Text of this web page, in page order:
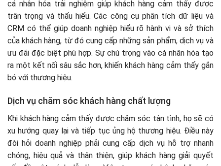
cá nhân hóa trải nghiệm giúp khách hàng cảm thấy được
trân trọng và thấu hiểu. Các công cụ phân tích dữ liệu và
CRM có thể giúp doanh nghiệp hiểu rõ hành vi và sở thích
của khách hàng, từ đó cung cấp những sản phẩm, dịch vụ và
ưu đãi đặc biệt phù hợp. Sự chú trọng vào cá nhân hóa tạo
ra một kết nối sâu sắc hơn, khiến khách hàng cảm thấy gắn
bó với thương hiệu.
Dịch vụ chăm sóc khách hàng chất lượng
Khi khách hàng cảm thấy được chăm sóc tận tình, họ sẽ có
xu hướng quay lại và tiếp tục ủng hộ thương hiệu. Điều này
đòi hỏi doanh nghiệp phải cung cấp dịch vụ hỗ trợ nhanh
chóng, hiệu quả và thân thiện, giúp khách hàng giải quyết